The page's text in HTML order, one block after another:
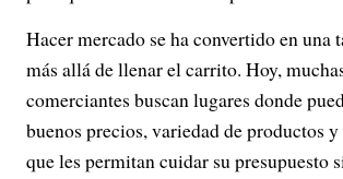
Hacer mercado se ha convertido en una
más allá de llenar el carrito. Hoy,
comerciantes buscan lugares donde
buenos precios, variedad de productos
que les permitan cuidar su presupuesto